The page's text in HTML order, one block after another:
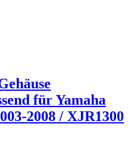
für Yamaha
2008 / XJR1300